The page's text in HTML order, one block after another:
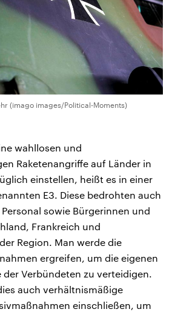
(imago images/Political-Moments)
wahllosen und
Raketenangriffe auf Länder in
einstellen, heißt es in einer
E3. Diese bedrohten auch
sowie Bürgerinnen und
Frankreich und
Region. Man werde die
ergreifen, um die eigenen
der Verbündeten zu verteidigen.
auch verhältnismäßige
einschließen, um